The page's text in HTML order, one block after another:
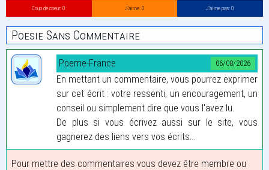
Coup de coeur: 0 J’aime: 0 J’aime pas: 0
Poesie Sans Commentaire
06/08/2026
Poeme-France
En mettant un commentaire, vous pourrez exprimer
sur cet écrit : votre ressenti, un encouragement, un
conseil ou simplement dire que vous l'avez lu.
De plus si vous écrivez aussi sur le site, vous
gagnerez des liens vers vos écrits...
Pour mettre des commentaires vous devez être membre ou